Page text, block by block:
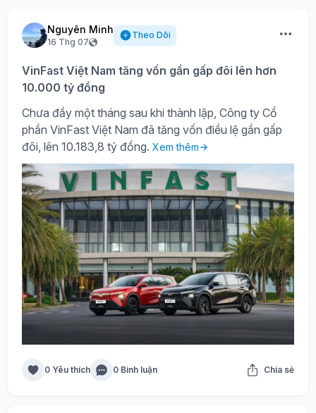
Nguyên Minh
16 Thg 07
Theo Dõi
VinFast Việt Nam tăng vốn gần gấp đôi lên hơn
10.000 tỷ đồng
Chưa đầy một tháng sau khi thành lập, Công ty Cổ
phần VinFast Việt Nam đã tăng vốn điều lệ gần gấp
đôi, lên 10.183,8 tỷ đồng. Xem thêm
0 Yêu thích 0 Bình luận Chia sẻ